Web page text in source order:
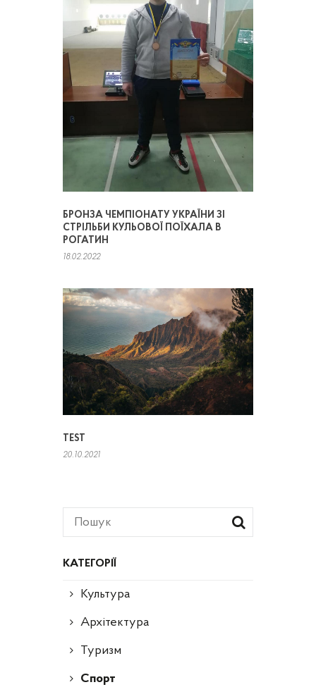
КАТЕГОРІЇ
Культура
Архітектура
Туризм
Спорт
БРОНЗА ЧЕМПІОНАТУ УКРАЇНИ ЗІ
СТРІЛЬБИ КУЛЬОВОЇ ПОЇХАЛА В
РОГАТИН
18.02.2022
TEST
20.10.2021